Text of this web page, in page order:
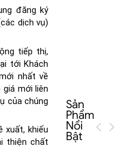
đăng ký
dịch vụ)
tiếp thị,
tới Khách
nhất về
mới liên
của chúng
xuất, khiếu
thiện chất
Sản
Phẩm
Nổi
Bật